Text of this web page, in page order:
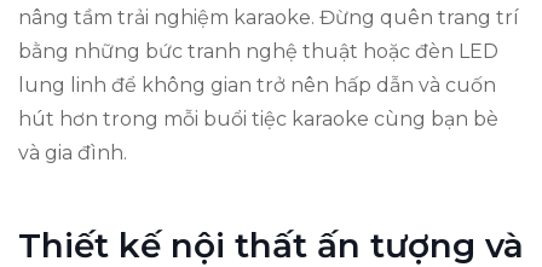
nâng tầm trải nghiệm karaoke. Đừng quên trang trí
bằng những bức tranh nghệ thuật hoặc đèn LED
lung linh để không gian trở nên hấp dẫn và cuốn
hút hơn trong mỗi buổi tiệc karaoke cùng bạn bè
và gia đình.
Thiết kế nội thất ấn tượng và